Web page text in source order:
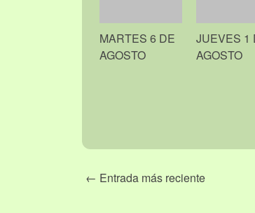
MARTES 6 DE
AGOSTO
JUEVES 1
AGOSTO
← Entrada más reciente